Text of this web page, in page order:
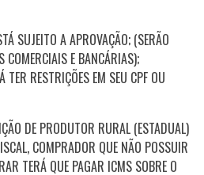
SUJEITO A APROVAÇÃO; (SERÃO
COMERCIAIS E BANCÁRIAS);
TER RESTRIÇÕES EM SEU CPF OU
DE PRODUTOR RURAL (ESTADUAL)
COMPRADOR QUE NÃO POSSUIR
TERÁ QUE PAGAR ICMS SOBRE O